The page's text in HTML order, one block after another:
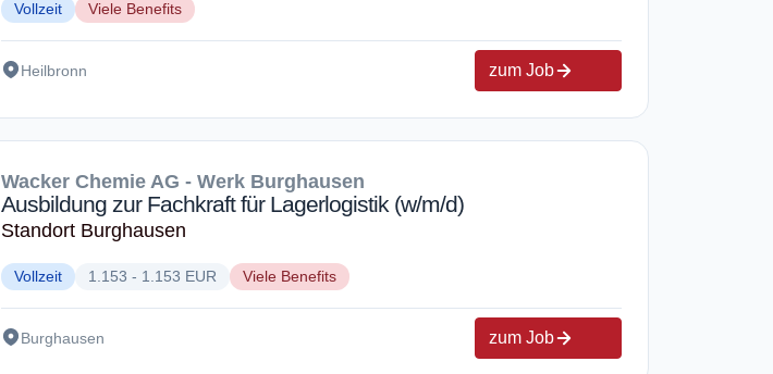
Vollzeit Viele Benefits
Heilbronn zum Job
Wacker Chemie AG - Werk Burghausen
Ausbildung zur Fachkraft für Lagerlogistik (w/m/d)
Standort Burghausen
Vollzeit 1.153 - 1.153 EUR Viele Benefits
Burghausen zum Job